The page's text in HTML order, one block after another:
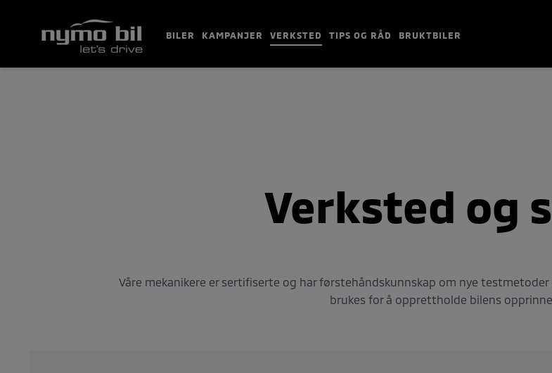
BILER KAMPANJER VERKSTED TIPS OG RÅD BRUKTBILER
Verksted og
Våre mekanikere er sertifiserte og har førstehåndskunnskap om nye
brukes for å opprettholde bilens